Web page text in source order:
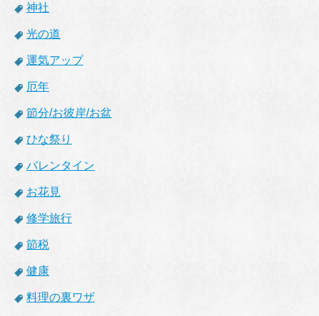
神社
光の道
運気アップ
厄年
節分/お彼岸/お盆
ひな祭り
バレンタイン
お花見
修学旅行
節税
健康
料理の裏ワザ